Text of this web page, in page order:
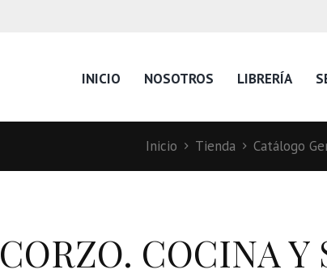
INICIO NOSOTROS LIBRERÍA
Inicio Tienda Catálogo
CORZO. COCINA Y